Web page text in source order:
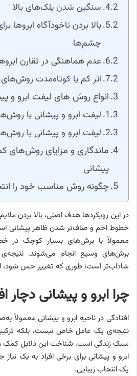
سنگین شدن پلک‌های بالا
بالا بردن ناخودآگاه ابروها
چشم‌ها
عدم هماهنگی در تقارن
اثر کم یا کوتاه‌مدت
انواع روش های لیفت ابرو و
لیفت ابرو و پیشانی با
لیفت ابرو و پیشانی با
ماندگاری و مزایای روش‌های
پیشانی
چگونه روش مناسب خود را
در این رویکردها هدف اصلی، بالا بردن
خطوط اخم و صاف‌تر شدن ظاهر پیشانی
معمولاً با برش‌های بسیار کوچک در
برش‌های وسیع انجام می‌شوند.
شاداب‌تر است؛ طوری که تغییر حس شود،
چرا ابرو و پیشانی
افتادگی در ناحیه ابرو و پیشانی معمولاً
نتیجه‌ی یک عامل خاص نیست، بلکه
سبک زندگی است. شناخت این دلایل کمک
ابرو و پیشانی برای برخی افراد به یک
یک انتخاب زیبایی.